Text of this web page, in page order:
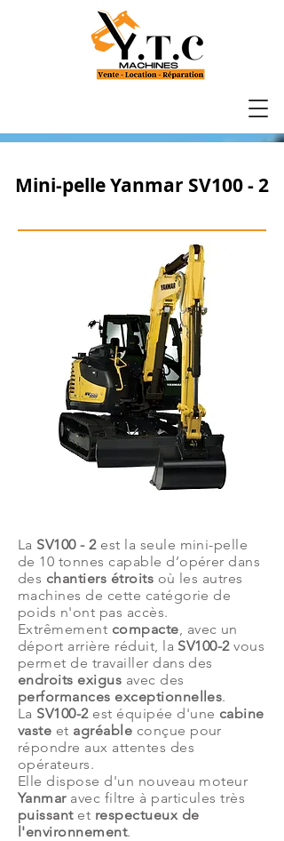
Mini-pelle Yanmar SV100 - 2
La SV100 - 2est la seule mini-pelle
de 10 tonnes capable d’opérer dans
des chantiers étroits où les autres
machines de cette catégorie de
poids n'ont pas accès.
Extrêmement compacte, avec un
déport arrière réduit, la SV100-2vous
permet de travailler dans des
endroits exigus avec des
performances exceptionnelles.
La SV100-2est équipée d'une cabine
vaste et agréable conçue pour
répondre aux attentes des
opérateurs.
Elle dispose d'un nouveau moteur
Yanmaravec filtre à particules très
puissantet respectueux de
l'environnement.